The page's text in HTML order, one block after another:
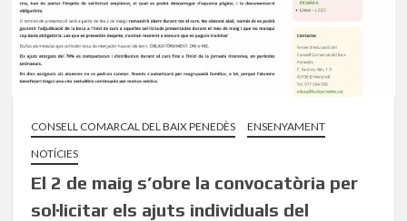
CONSELL COMARCAL DEL BAIX PENEDÈS
ENSENYAMENT
NOTÍCIES
El 2 de maig s’obre la convocatòria per
sol·licitar els ajuts individuals del